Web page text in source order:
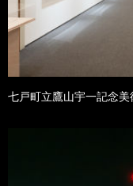
七戸町立鷹山宇一記念